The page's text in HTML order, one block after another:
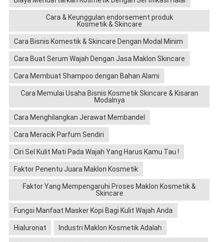
Cara & Keunggulan endorsement produk
Kosmetik & Skincare
Cara Bisnis Komestik & Skincare Dengan Modal Minim
Cara Buat Serum Wajah Dengan Jasa Maklon Skincare
Cara Membuat Shampoo dengan Bahan Alami
Cara Memulai Usaha Bisnis Kosmetik Skincare & Kisaran
Modalnya
Cara Menghilangkan Jerawat Membandel
Cara Meracik Parfum Sendiri
Ciri Sel Kulit Mati Pada Wajah Yang Harus Kamu Tau !
Faktor Penentu Juara Maklon Kosmetik
Faktor Yang Mempengaruhi Proses Maklon Kosmetik &
Skincare
Fungsi Manfaat Masker Kopi Bagi Kulit Wajah Anda
Hialuronat Industri Maklon Kosmetik Adalah